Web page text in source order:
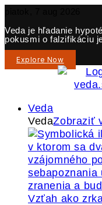
Veda je hľadanie
pokusmi o falzifikáciu
Explore Now
Veda
VedaZobraziť
Vzťah ako